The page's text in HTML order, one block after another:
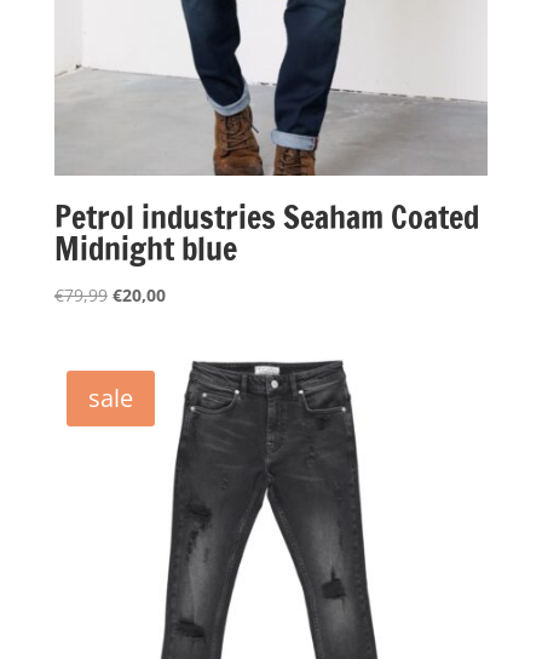
Petrol industries Seaham Coated
Midnight blue
€79,99 Oorspronkelijke
€79,99.
€20,00Huidige
€20,00.
sale